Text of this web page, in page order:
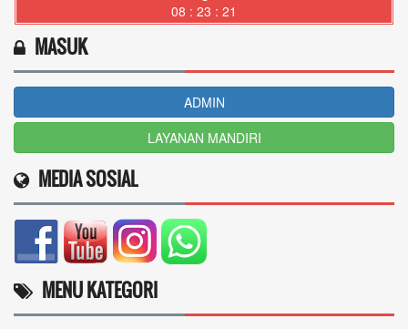
08 : 23 : 22
MASUK
ADMIN
LAYANAN MANDIRI
MEDIA SOSIAL
MENU KATEGORI